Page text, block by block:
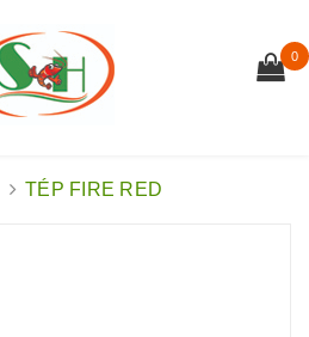
0
TÉP FIRE RED